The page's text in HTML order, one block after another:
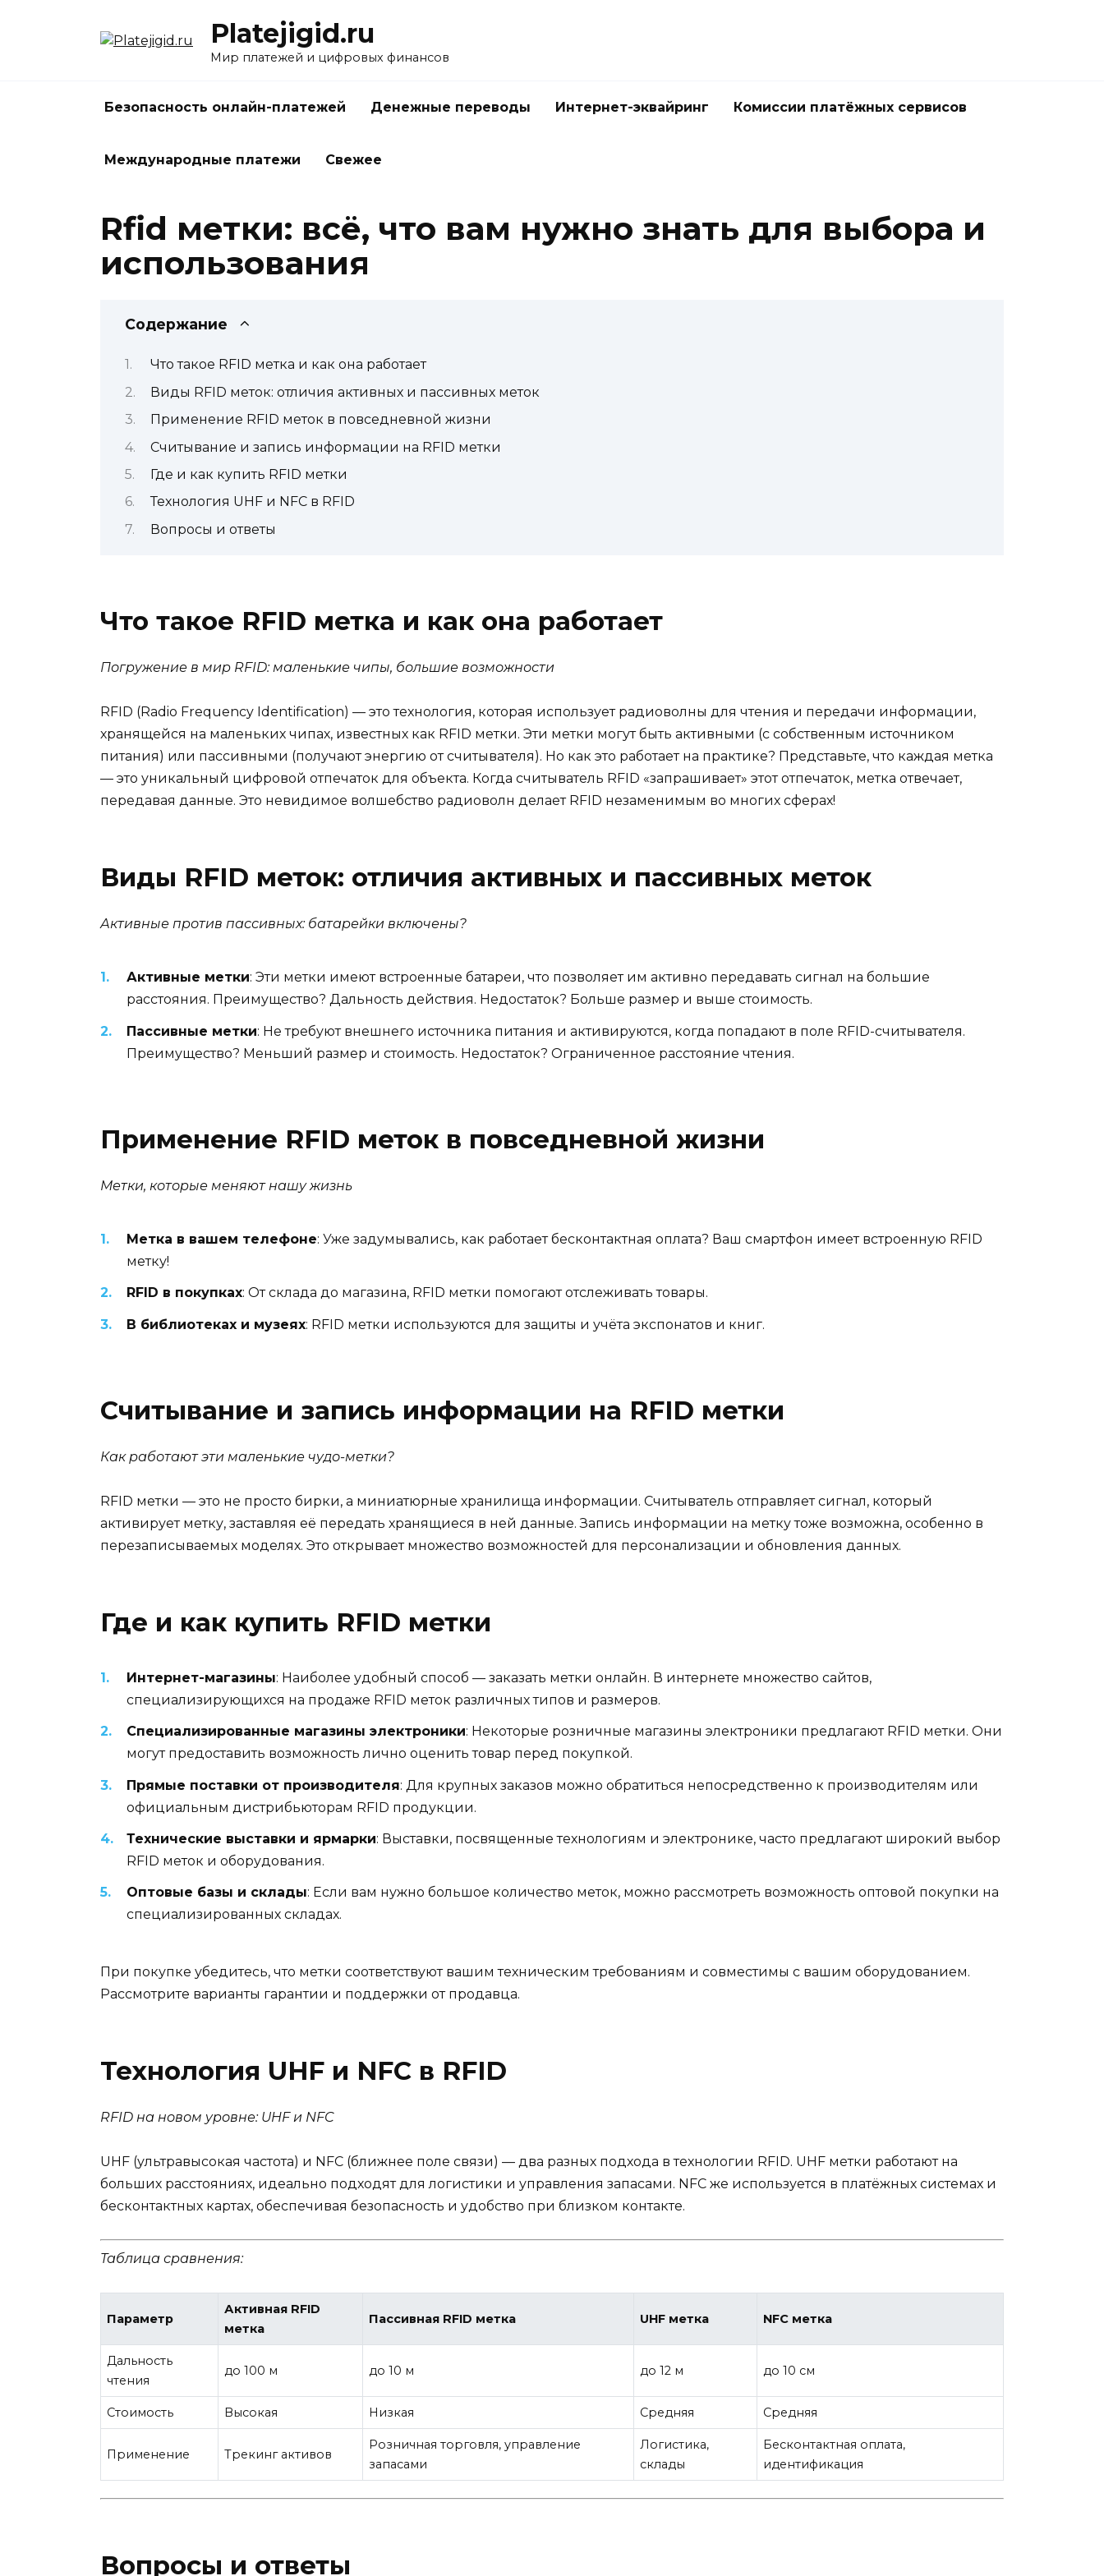
Platejigid.ru
Мир платежей и цифровых финансов
Безопасность онлайн-платежей Денежные переводы Интернет-эквайринг Комиссии платёжных сервисов
Международные платежи Свежее
Rfid метки: всё, что вам нужно знать для выбора и
использования
Содержание
Что такое RFID метка и как она работает
Виды RFID меток: отличия активных и пассивных меток
Применение RFID меток в повседневной жизни
Считывание и запись информации на RFID метки
Где и как купить RFID метки
Технология UHF и NFC в RFID
Вопросы и ответы
Что такое RFID метка и как она работает
Погружение в мир RFID: маленькие чипы, большие возможности
RFID (Radio Frequency Identification) — это технология, которая использует радиоволны для чтения и передачи информации,
хранящейся на маленьких чипах, известных как RFID метки. Эти метки могут быть активными (с собственным источником
питания) или пассивными (получают энергию от считывателя). Но как это работает на практике? Представьте, что каждая метка
— это уникальный цифровой отпечаток для объекта. Когда считыватель RFID «запрашивает» этот отпечаток, метка отвечает,
передавая данные. Это невидимое волшебство радиоволн делает RFID незаменимым во многих сферах!
Виды RFID меток: отличия активных и пассивных меток
Активные против пассивных: батарейки включены?
Активные метки: Эти метки имеют встроенные батареи, что позволяет им активно передавать сигнал на большие
расстояния. Преимущество? Дальность действия. Недостаток? Больше размер и выше стоимость.
Пассивные метки: Не требуют внешнего источника питания и активируются, когда попадают в поле RFID-считывателя.
Преимущество? Меньший размер и стоимость. Недостаток? Ограниченное расстояние чтения.
Применение RFID меток в повседневной жизни
Метки, которые меняют нашу жизнь
Метка в вашем телефоне: Уже задумывались, как работает бесконтактная оплата? Ваш смартфон имеет встроенную RFID
метку!
RFID в покупках: От склада до магазина, RFID метки помогают отслеживать товары.
В библиотеках и музеях: RFID метки используются для защиты и учёта экспонатов и книг.
Считывание и запись информации на RFID метки
Как работают эти маленькие чудо-метки?
RFID метки — это не просто бирки, а миниатюрные хранилища информации. Считыватель отправляет сигнал, который
активирует метку, заставляя её передать хранящиеся в ней данные. Запись информации на метку тоже возможна, особенно в
перезаписываемых моделях. Это открывает множество возможностей для персонализации и обновления данных.
Где и как купить RFID метки
Интернет-магазины: Наиболее удобный способ — заказать метки онлайн. В интернете множество сайтов,
специализирующихся на продаже RFID меток различных типов и размеров.
Специализированные магазины электроники: Некоторые розничные магазины электроники предлагают RFID метки. Они
могут предоставить возможность лично оценить товар перед покупкой.
Прямые поставки от производителя: Для крупных заказов можно обратиться непосредственно к производителям или
официальным дистрибьюторам RFID продукции.
Технические выставки и ярмарки: Выставки, посвященные технологиям и электронике, часто предлагают широкий выбор
RFID меток и оборудования.
Оптовые базы и склады: Если вам нужно большое количество меток, можно рассмотреть возможность оптовой покупки на
специализированных складах.
При покупке убедитесь, что метки соответствуют вашим техническим требованиям и совместимы с вашим оборудованием.
Рассмотрите варианты гарантии и поддержки от продавца.
Технология UHF и NFC в RFID
RFID на новом уровне: UHF и NFC
UHF (ультравысокая частота) и NFC (ближнее поле связи) — два разных подхода в технологии RFID. UHF метки работают на
больших расстояниях, идеально подходят для логистики и управления запасами. NFC же используется в платёжных системах и
бесконтактных картах, обеспечивая безопасность и удобство при близком контакте.
Таблица сравнения:
Параметр
Активная RFID
метка
Пассивная RFID метка UHF метка NFC метка
Дальность
чтения
до 100 м до 10 м до 12 м до 10 см
Стоимость Высокая Низкая Средняя Средняя
Применение Трекинг активов
Розничная торговля, управление
запасами
Логистика,
склады
Бесконтактная оплата,
идентификация
Вопросы и ответы